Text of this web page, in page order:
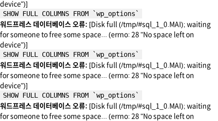
device")]
SHOW FULL COLUMNS FROM `wp_options`
워드프레스 데이터베이스 오류: [Disk full (/tmp/#sql_1_0.MAI); waiting
for someone to free some space... (errno: 28 "No space left on
device")]
SHOW FULL COLUMNS FROM `wp_options`
워드프레스 데이터베이스 오류: [Disk full (/tmp/#sql_1_0.MAI); waiting
for someone to free some space... (errno: 28 "No space left on
device")]
SHOW FULL COLUMNS FROM `wp_options`
워드프레스 데이터베이스 오류: [Disk full (/tmp/#sql_1_0.MAI); waiting
for someone to free some space... (errno: 28 "No space left on